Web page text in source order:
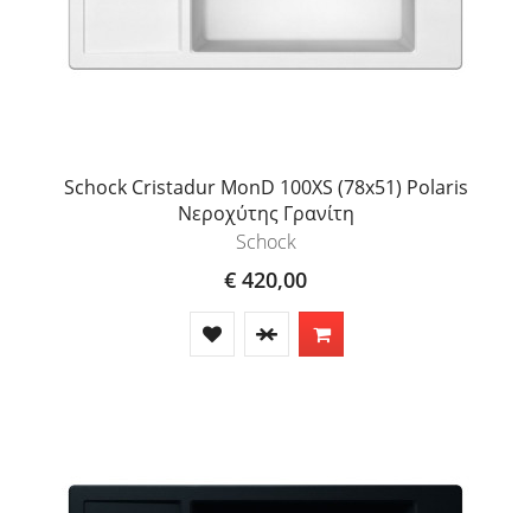
Schock Cristadur MonD 100XS (78x51) Polaris
Νεροχύτης Γρανίτη
Schock
€ 420,00